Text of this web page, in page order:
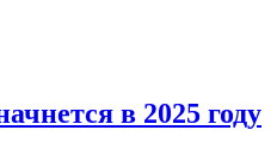
в 2025 году